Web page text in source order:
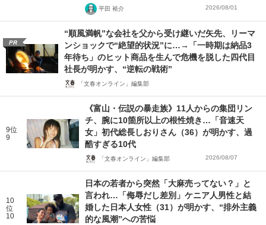
平田 裕介 2026/08/01
PR
“順風満帆”な会社を父から受け継いだ矢先、リーマ
ンショックで“絶望的状況”に…→「一時期は納品3
年待ち」のヒット商品を生んで危機を脱した四代目
社長が明かす、“逆転の戦術”
「文春オンライン」編集部
9位
9
《富山・伝説の暴走族》11人からの集団リン
チ、腕に10箇所以上の根性焼き…「音速天
女」初代総長しおりさん（36）が明かす、過
酷すぎる10代
「文春オンライン」編集部 2026/08/07
10
位
10
日本の若者から突然「大麻売ってない？」と
言われ…「侮辱だし差別」ケニア人男性と結
婚した日本人女性（31）が明かす、“排外主義
的な風潮”への苦悩